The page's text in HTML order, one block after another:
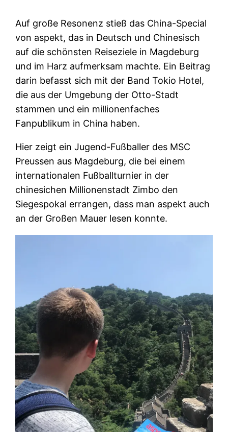
Auf große Resonenz stieß das China-Special
von aspekt, das in Deutsch und Chinesisch
auf die schönsten Reiseziele in Magdeburg
und im Harz aufmerksam machte. Ein Beitrag
darin befasst sich mit der Band Tokio Hotel,
die aus der Umgebung der Otto-Stadt
stammen und ein millionenfaches
Fanpublikum in China haben.
Hier zeigt ein Jugend-Fußballer des MSC
Preussen aus Magdeburg, die bei einem
internationalen Fußballturnier in der
chinesichen Millionenstadt Zimbo den
Siegespokal errangen, dass man aspekt auch
an der Großen Mauer lesen konnte.